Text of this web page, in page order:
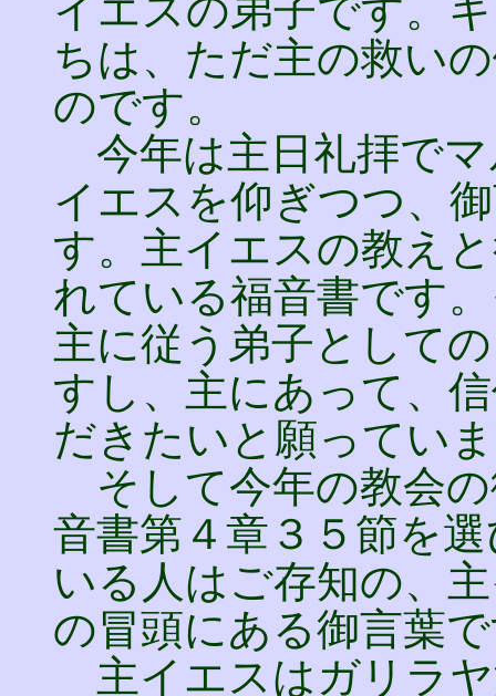
イエスの弟子です。
ちは、ただ主の救い
のです。
今年は主日礼拝で
イエスを仰ぎつつ、
す。主イエスの教え
れている福音書です
主に従う弟子として
すし、主にあって、
だきたいと願ってい
そして今年の教会
音書第４章３５節を
いる人はご存知の、
の冒頭にある御言葉
主イエスはガリラ